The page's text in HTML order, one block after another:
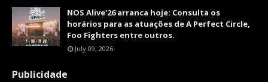
NOS Alive'26 arranca hoje: Consulta os
horários para as atuações de A Perfect Circle,
Foo Fighters entre outros.
July 09, 2026
Publicidade